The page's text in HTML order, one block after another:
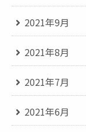
2021年9月
2021年8月
2021年7月
2021年6月